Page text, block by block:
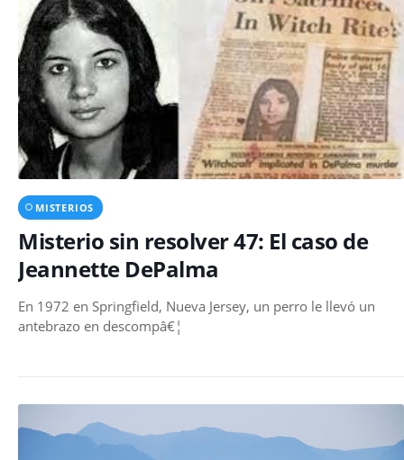
MISTERIOS
Misterio sin resolver 47: El caso de
Jeannette DePalma
En 1972 en Springfield, Nueva Jersey, un perro le llevó un
antebrazo en descompâ€¦